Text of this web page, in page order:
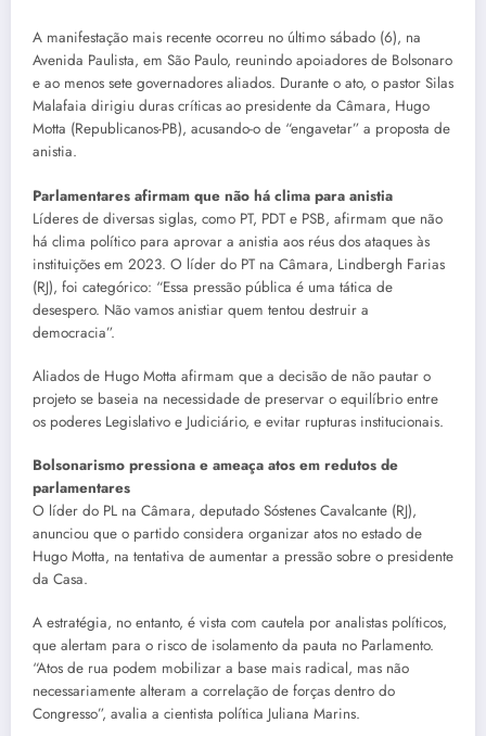
A manifestação mais recente ocorreu no último sábado (6), na
Avenida Paulista, em São Paulo, reunindo apoiadores de Bolsonaro
e ao menos sete governadores aliados. Durante o ato, o pastor Silas
Malafaia dirigiu duras críticas ao presidente da Câmara, Hugo
Motta (Republicanos-PB), acusando-o de “engavetar” a proposta de
anistia.
Parlamentares afirmam que não há clima para anistia
Líderes de diversas siglas, como PT, PDT e PSB, afirmam que não
há clima político para aprovar a anistia aos réus dos ataques às
instituições em 2023. O líder do PT na Câmara, Lindbergh Farias
(RJ), foi categórico: “Essa pressão pública é uma tática de
desespero. Não vamos anistiar quem tentou destruir a
democracia”.
Aliados de Hugo Motta afirmam que a decisão de não pautar o
projeto se baseia na necessidade de preservar o equilíbrio entre
os poderes Legislativo e Judiciário, e evitar rupturas institucionais.
Bolsonarismo pressiona e ameaça atos em redutos de
parlamentares
O líder do PL na Câmara, deputado Sóstenes Cavalcante (RJ),
anunciou que o partido considera organizar atos no estado de
Hugo Motta, na tentativa de aumentar a pressão sobre o presidente
da Casa.
A estratégia, no entanto, é vista com cautela por analistas políticos,
que alertam para o risco de isolamento da pauta no Parlamento.
“Atos de rua podem mobilizar a base mais radical, mas não
necessariamente alteram a correlação de forças dentro do
Congresso”, avalia a cientista política Juliana Marins.